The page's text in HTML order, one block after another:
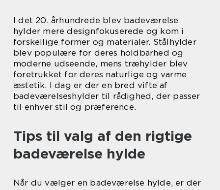
I det 20. århundrede blev badeværelse
hylder mere designfokuserede og kom i
forskellige former og materialer. Stålhylder
blev populære for deres holdbarhed og
moderne udseende, mens træhylder blev
foretrukket for deres naturlige og varme
æstetik. I dag er der en bred vifte af
badeværelseshylder til rådighed, der passer
til enhver stil og præference.
Tips til valg af den rigtige
badeværelse hylde
Når du vælger en badeværelse hylde, er der